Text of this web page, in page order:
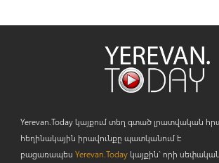
Yerevan.Today կայքում տեղ գտած լրատվական
հեղինակային իրավունքը պատկանում է
բացառապես Yerevan.Todayկայքին` որի